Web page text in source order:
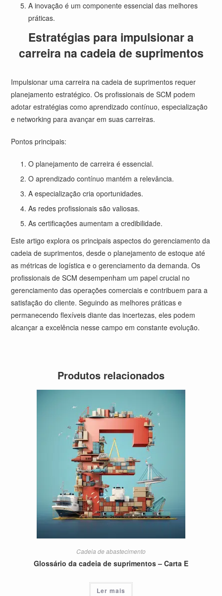
A inovação é um componente essencial das melhores
práticas.
Estratégias para impulsionar a
carreira na cadeia de suprimentos
Impulsionar uma carreira na cadeia de suprimentos requer
planejamento estratégico. Os profissionais de SCM podem
adotar estratégias como aprendizado contínuo, especialização
e networking para avançar em suas carreiras.
Pontos principais:
O planejamento de carreira é essencial.
O aprendizado contínuo mantém a relevância.
A especialização cria oportunidades.
As redes profissionais são valiosas.
As certificações aumentam a credibilidade.
Este artigo explora os principais aspectos do gerenciamento da
cadeia de suprimentos, desde o planejamento de estoque até
as métricas de logística e o gerenciamento da demanda. Os
profissionais de SCM desempenham um papel crucial no
gerenciamento das operações comerciais e contribuem para a
satisfação do cliente. Seguindo as melhores práticas e
permanecendo flexíveis diante das incertezas, eles podem
alcançar a excelência nesse campo em constante evolução.
Produtos relacionados
Cadeia de abastecimento
Glossário da cadeia de suprimentos – Carta E
Ler mais